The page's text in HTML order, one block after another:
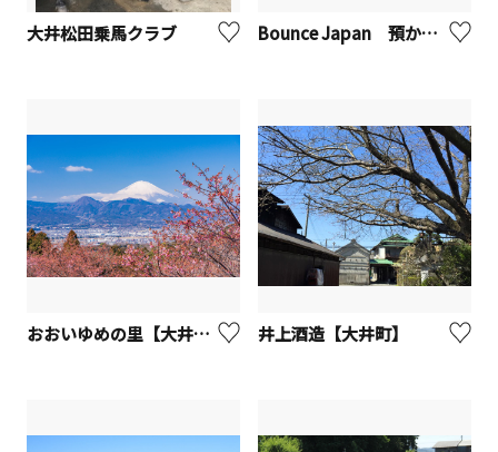
大井松田乗馬クラブ Bounce Japan 預かりサービス
おおいゆめの里【大井町】 井上酒造【大井町】